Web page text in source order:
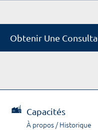
Obtenir Une
Capacités
À propos / Historique